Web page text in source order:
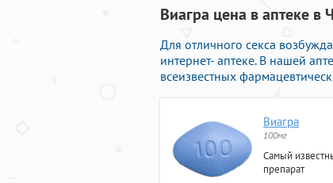
Виагра цена в аптеке в
Для отличного секса
интернет- аптеке. В нашей
всеизвестных
Виагра
100мг
Самый
препарат